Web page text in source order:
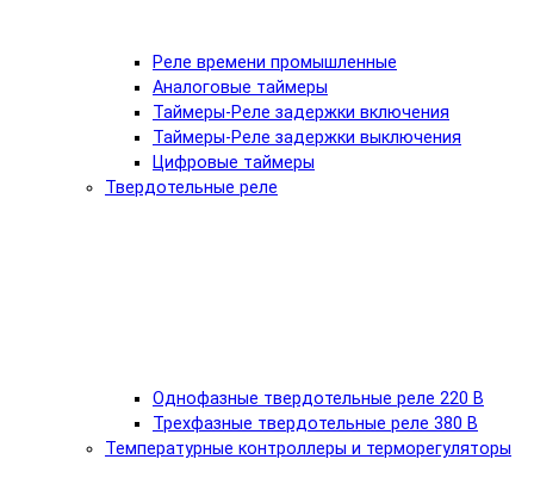
Реле времени промышленные
Аналоговые таймеры
Таймеры-Реле задержки включения
Таймеры-Реле задержки выключения
Цифровые таймеры
Твердотельные реле
Однофазные твердотельные реле 220 В
Трехфазные твердотельные реле 380 В
Температурные контроллеры и терморегуляторы